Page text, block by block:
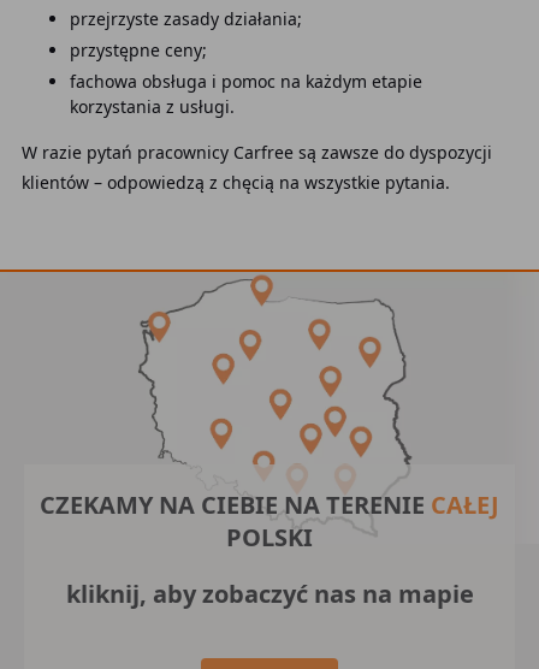
przejrzyste zasady działania;
przystępne ceny;
fachowa obsługa i pomoc na każdym etapie
korzystania z usługi.
W razie pytań pracownicy Carfree są zawsze do dyspozycji
klientów – odpowiedzą z chęcią na wszystkie pytania.
CZEKAMY NA CIEBIE NA TERENIE CAŁEJ
POLSKI
kliknij, aby zobaczyć nas na mapie